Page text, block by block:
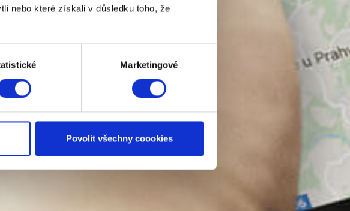
nebo které získali v důsledku toho, že
Marketingové
Povolit všechny coookies